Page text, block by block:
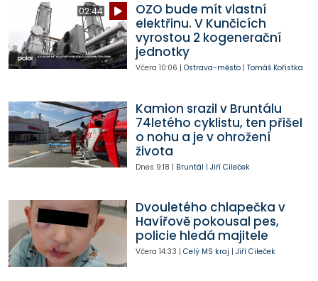
02:44
OZO bude mít vlastní
elektřinu. V Kunčicích
vyrostou 2 kogenerační
jednotky
Včera 10:06 | Ostrava-město| Tomáš Kořistka
Kamion srazil v Bruntálu
74letého cyklistu, ten přišel
o nohu a je v ohrožení
života
Dnes 9:18 | Bruntál | Jiří Cileček
Dvouletého chlapečka v
Havířově pokousal pes,
policie hledá majitele
Včera 14:33 | Celý MS kraj | Jiří Cileček